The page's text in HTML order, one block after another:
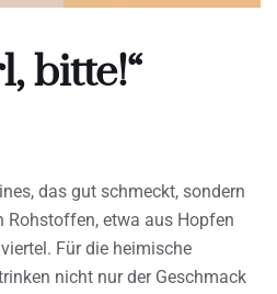
bitte!“
das gut schmeckt, sondern
Rohstoffen, etwa aus Hopfen
Für die heimische
nicht nur der Geschmack